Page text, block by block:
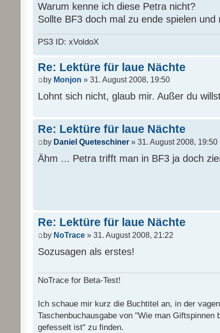
Warum kenne ich diese Petra nicht?
Sollte BF3 doch mal zu ende spielen
PS3 ID: xVoldoX
Re: Lektüre für laue Nächte
by Monjon » 31. August 2008, 19:50
Lohnt sich nicht, glaub mir. Außer du
Re: Lektüre für laue Nächte
by Daniel Queteschiner » 31. August 2008, 19:50
Ähm ... Petra trifft man in BF3 ja doch
Re: Lektüre für laue Nächte
by NoTrace » 31. August 2008, 21:22
Sozusagen als erstes!
NoTrace for Beta-Test!
Ich schaue mir kurz die Buchtitel an, in der
Taschenbuchausgabe von "Wie man Giftspinnen
gefesselt ist" zu finden.